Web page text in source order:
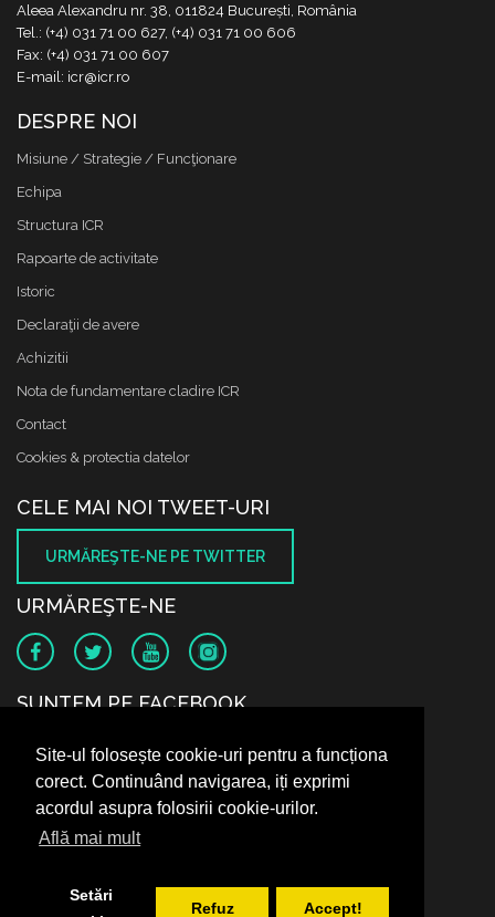
Site-ul folosește cookie-uri pentru a funcționa
corect. Continuând navigarea, iți exprimi
acordul asupra folosirii cookie-urilor.
Află mai mult
Setări
Refuz Accept!
Aleea Alexandru nr. 38, 011824 București, România
Tel.: (+4) 031 71 00 627, (+4) 031 71 00 606
Fax: (+4) 031 71 00 607
E-mail: icr@icr.ro
DESPRE NOI
Misiune / Strategie / Funcţionare
Echipa
Structura ICR
Rapoarte de activitate
Istoric
Declaraţii de avere
Achizitii
Nota de fundamentare cladire ICR
Contact
Cookies & protectia datelor
CELE MAI NOI TWEET-URI
URMĂREŞTE-NE PE TWITTER
URMĂREŞTE-NE
SUNTEM PE FACEBOOK